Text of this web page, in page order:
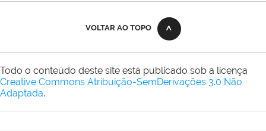
VOLTAR AO TOPO
Todo o conteúdo deste site está publicado sob a licença
Creative Commons Atribuição-SemDerivações 3.0 Não
Adaptada.